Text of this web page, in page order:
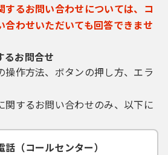
るお問い合わせについては、コ
合わせいただいても回答できませ
るお問合せ
操作方法、ボタンの押し方、エラ
関するお問い合わせのみ、以下に
話（コールセンター）